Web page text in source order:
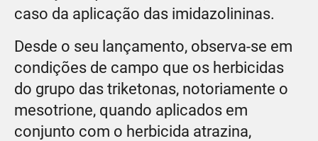
caso da aplicação das imidazolininas.
Desde o seu lançamento, observa-se em
condições de campo que os herbicidas
do grupo das triketonas, notoriamente o
mesotrione, quando aplicados em
conjunto com o herbicida atrazina,